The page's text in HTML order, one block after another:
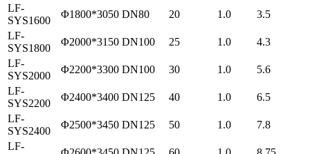
LF-
SYS1600
Φ1800*3050 DN80 20 1.0
3.5
LF-
SYS1800
Φ2000*3150 DN100 25 1.0
4.3
LF-
SYS2000
Φ2200*3300 DN100 30 1.0
5.6
LF-
SYS2200
Φ2400*3400 DN125 40 1.0
6.5
LF-
SYS2400
Φ2500*3450 DN125 50 1.0
7.8
LF-